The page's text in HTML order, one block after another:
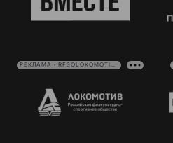
РЕКЛАМА • RFSOLOKOMOTIV.RU